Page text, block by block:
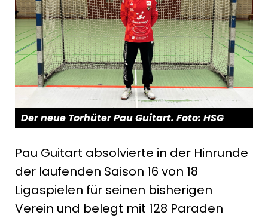
Der neue Torhüter Pau Guitart. Foto: HSG
Pau Guitart absolvierte in der Hinrunde
der laufenden Saison 16 von 18
Ligaspielen für seinen bisherigen
Verein und belegt mit 128 Paraden